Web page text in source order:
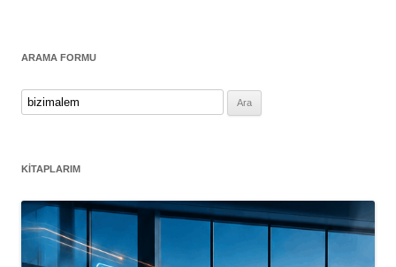
ARAMA FORMU
Arama:
KITAPLARIM